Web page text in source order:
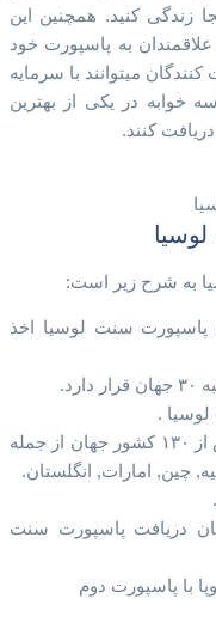
زندگی کنید. همچنین این
برای علاقمندان به پاسپورت خود
میتوانند با سرمایه
خوابه در یکی از بهترین
کنند.
به شرح زیر است:
سنت لوسیا اخذ
.
امکان سفر بدون نیاز به ویزا به بیش از ۱۳۰ کشور جهان از جمله
چین, امارات, انگلستان.
دریافت پاسپورت سنت
با پاسپورت دوم